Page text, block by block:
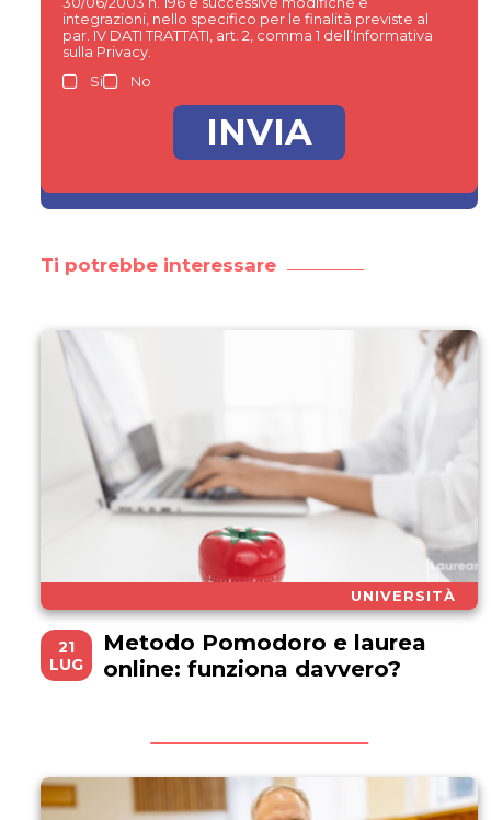
integrazioni, nello specifico per le finalità previste al
par. IV DATI TRATTATI, art. 2, comma 1 dell’Informativa
sulla Privacy.
Si
No
Ti potrebbe interessare
UNIVERSITÀ
21
LUG
Metodo Pomodoro e laurea
online: funziona davvero?